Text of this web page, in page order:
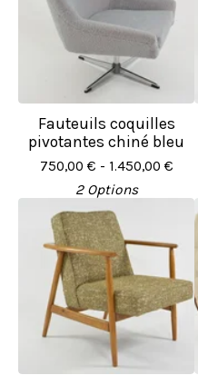
Fauteuils coquilles
pivotantes chiné bleu
750,00 € - 1.450,00 €
2 Options